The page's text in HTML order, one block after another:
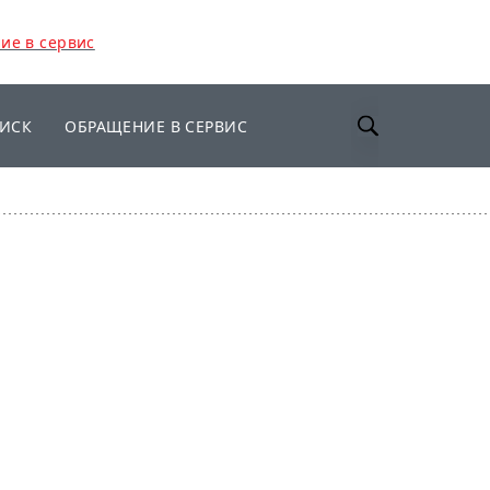
в сервис
ОБРАЩЕНИЕ В СЕРВИС